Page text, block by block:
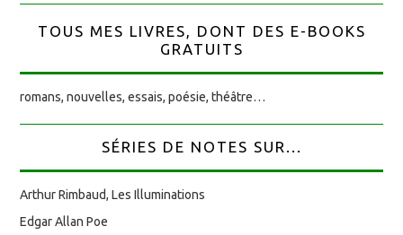
TOUS MES LIVRES, DONT DES E-BOOKS
GRATUITS
romans, nouvelles, essais, poésie, théâtre…
SÉRIES DE NOTES SUR...
Arthur Rimbaud, Les Illuminations
Edgar Allan Poe